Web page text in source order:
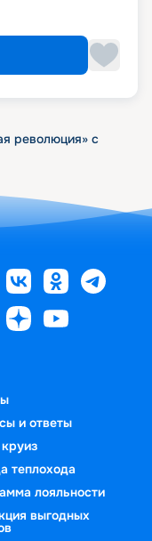
революция» с
и ответы
теплохода
лояльности
выгодных